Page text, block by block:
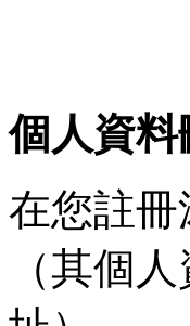
個人資料
在您註
（其個